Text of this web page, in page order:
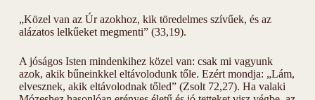
„Közel van az Úr azokhoz, kik töredelmes szívűek, és az
alázatos lelkűeket megmenti” (33,19).
A jóságos Isten mindenkihez közel van: csak mi vagyunk
azok, akik bűneinkkel eltávolodunk tőle. Ezért mondja: „Lám,
elvesznek, akik eltávolodnak tőled” (Zsolt 72,27). Ha valaki